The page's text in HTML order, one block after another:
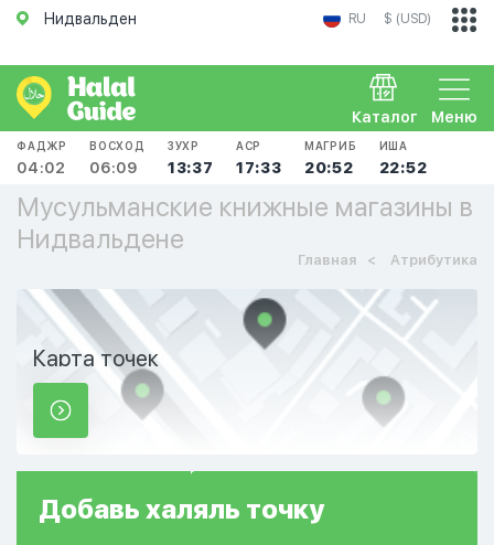
Нидвальден RU $ (USD)
Меню
Каталог
ФАДЖР
04:02
ВОСХОД
06:09
ЗУХР
13:37
АСР
17:33
МАГРИБ
20:52
ИША
22:52
Мусульманские книжные магазины в
Нидвальдене
Главная Атрибутика
Карта точек
Добавь халяль точку